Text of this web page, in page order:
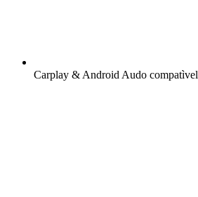
Carplay & Android Audo compatìvel